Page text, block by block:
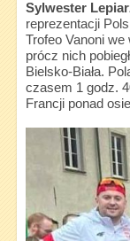
Sylwester
reprezentacji
Trofeo Vanoni
prócz nich
Bielsko-Biała.
czasem 1 godz.
Francji ponad